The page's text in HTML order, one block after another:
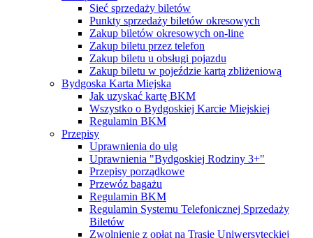
Sieć sprzedaży biletów
Punkty sprzedaży biletów okresowych
Zakup biletów okresowych on-line
Zakup biletu przez telefon
Zakup biletu u obsługi pojazdu
Zakup biletu w pojeździe kartą zbliżeniową
Bydgoska Karta Miejska
Jak uzyskać kartę BKM
Wszystko o Bydgoskiej Karcie Miejskiej
Regulamin BKM
Przepisy
Uprawnienia do ulg
Uprawnienia "Bydgoskiej Rodziny 3+"
Przepisy porządkowe
Przewóz bagażu
Regulamin BKM
Regulamin Systemu Telefonicznej Sprzedaży
Biletów
Zwolnienie z opłat na Trasie Uniwersyteckiej